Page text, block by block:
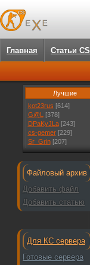
Главная Статьи CS
Лучшие
kot23rus [614]
G@L
[378]
DPaKyJLa[243]
cs-gemer[229]
Sr_Grin[207]
Файловый архив
Добавить файл
Добавить статью
Для КС сервера
Готовые сервера